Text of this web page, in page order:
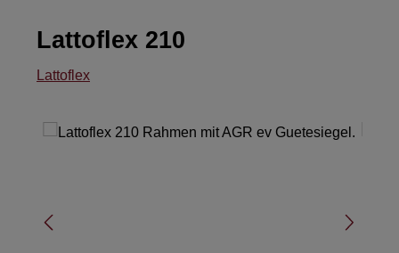
Lattoflex 210
Lattoflex
Bildergalerie überspringen